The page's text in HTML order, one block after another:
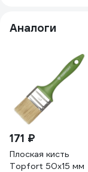
Аналоги
171 ₽
Плоская кисть
Topfort 50x15 мм